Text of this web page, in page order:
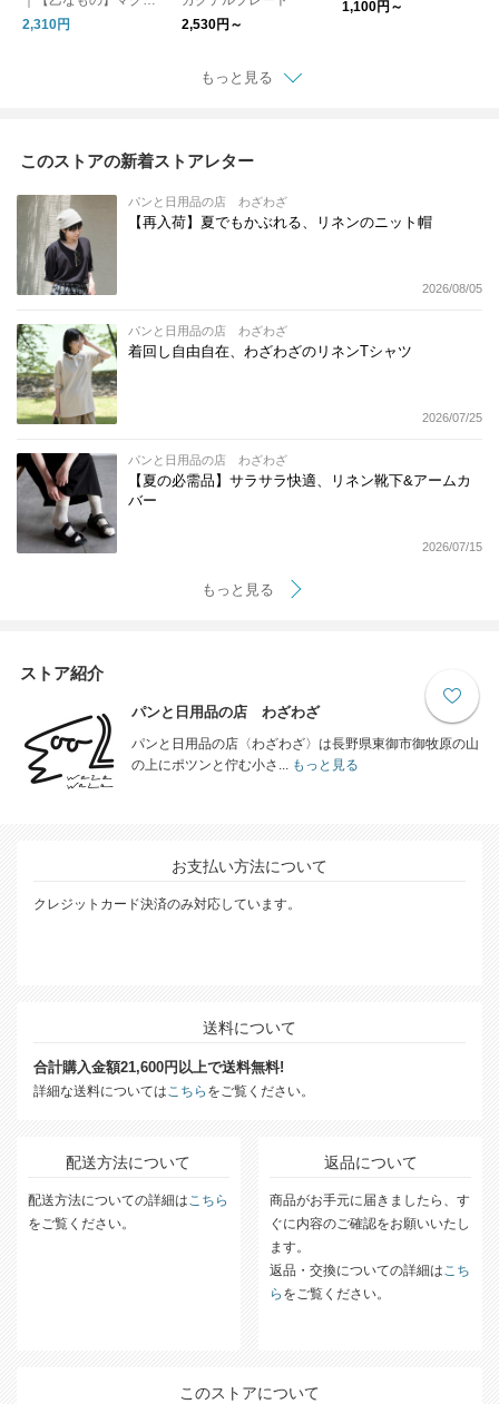
ップ Mサイズ
2,310円
2,530円～
1,100円～
もっと見る
このストアの新着ストアレター
パンと日用品の店 わざわざ
【再入荷】夏でもかぶれる、リネンのニット帽
2026/08/05
パンと日用品の店 わざわざ
着回し自由自在、わざわざのリネンTシャツ
2026/07/25
パンと日用品の店 わざわざ
【夏の必需品】サラサラ快適、リネン靴下&アームカ
バー
2026/07/15
もっと見る
ストア紹介
パンと日用品の店 わざわざ
パンと日用品の店〈わざわざ〉は長野県東御市御牧原の山
の上にポツンと佇む小さ...
もっと見る
お支払い方法について
クレジットカード決済のみ対応しています。
送料について
合計購入金額21,600円以上で送料無料!
詳細な送料についてはこちら をご覧ください。
配送方法について
配送方法についての詳細はこちら
をご覧ください。
返品について
商品がお手元に届きましたら、す
ぐに内容のご確認をお願いいたし
ます。
返品・交換についての詳細はこち
ら をご覧ください。
このストアについて